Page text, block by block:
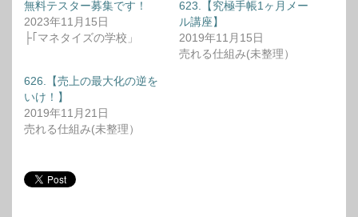
無料テスター募集です！
2023年11月15日
├｢マネタイズの学校」
623.【究極手帳1ヶ月メー
ル講座】
2019年11月15日
売れる仕組み(未整理）
626.【売上の最大化の逆を
いけ！】
2019年11月21日
売れる仕組み(未整理）